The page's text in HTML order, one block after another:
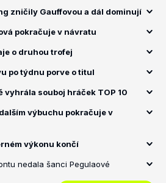
zničily Gauffovou a dál dominují
pokračuje v návratu
o druhou trofej
po týdnu porve o titul
vyhrála souboj hráček TOP 10
výbuchu pokračuje v
výkonu končí
nedala šanci Pegulaové